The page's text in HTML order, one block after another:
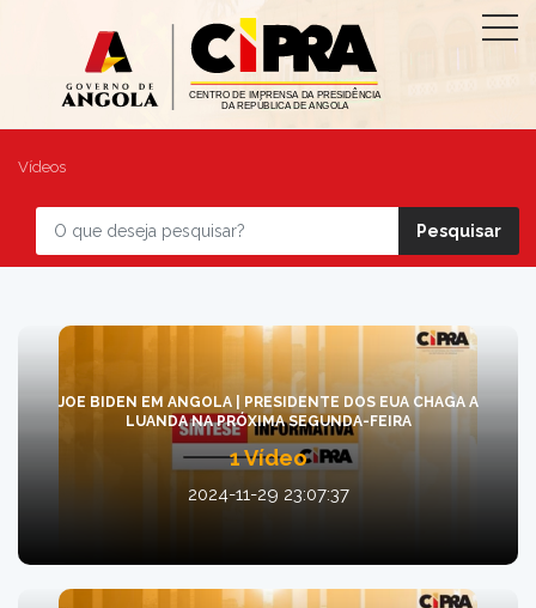
Vídeos
JOE BIDEN EM ANGOLA | PRESIDENTE DOS EUA CHAGA A
LUANDA NA PRÓXIMA SEGUNDA-FEIRA
1 Vídeo
2024-11-29 23:07:37